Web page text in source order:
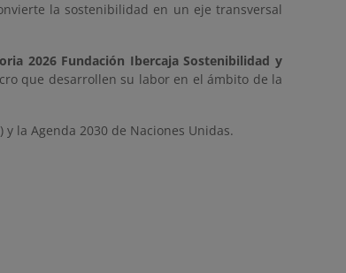
la sostenibilidad en un eje transversal
2026 Fundación Ibercaja Sostenibilidad y
que desarrollen su labor en el ámbito de la
la Agenda 2030 de Naciones Unidas.